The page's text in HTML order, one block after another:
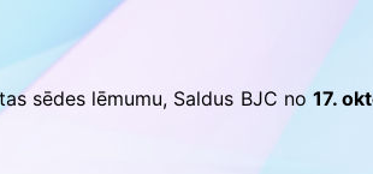
sēdes lēmumu, Saldus BJC no 17.